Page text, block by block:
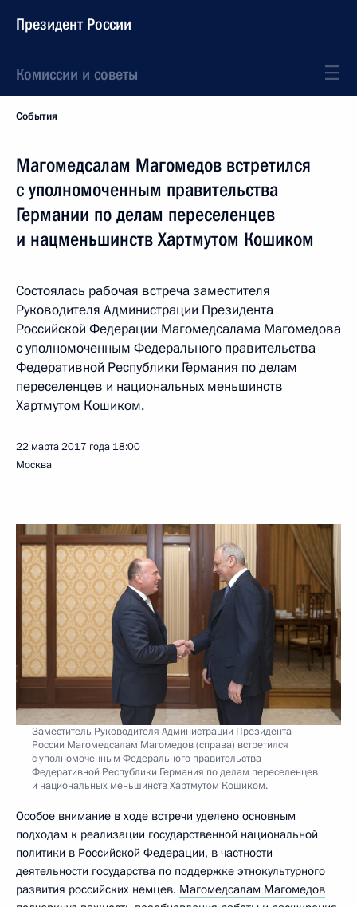
Президент России
Комиссии и советы
События
Магомедсалам Магомедов встретился
с уполномоченным правительства
Германии по делам переселенцев
и нацменьшинств Хартмутом Кошиком
Состоялась рабочая встреча заместителя
Руководителя Администрации Президента
Российской Федерации Магомедсалама Магомедова
с уполномоченным Федерального правительства
Федеративной Республики Германия по делам
переселенцев и национальных меньшинств
Хартмутом Кошиком.
22 марта 2017 года 18:00
Москва
Заместитель Руководителя Администрации Президента
России Магомедсалам Магомедов (справа) встретился
с уполномоченным Федерального правительства
Федеративной Республики Германия по делам переселенцев
и национальных меньшинств Хартмутом Кошиком.
Особое внимание в ходе встречи уделено основным
подходам к реализации государственной национальной
политики в Российской Федерации, в частности
деятельности государства по поддержке этнокультурного
развития российских немцев. Магомедсалам Магомедов